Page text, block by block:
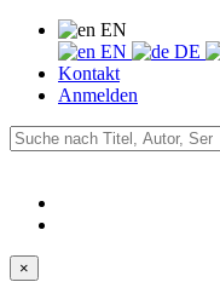
EN
EN
DE
Kontakt
Anmelden
×